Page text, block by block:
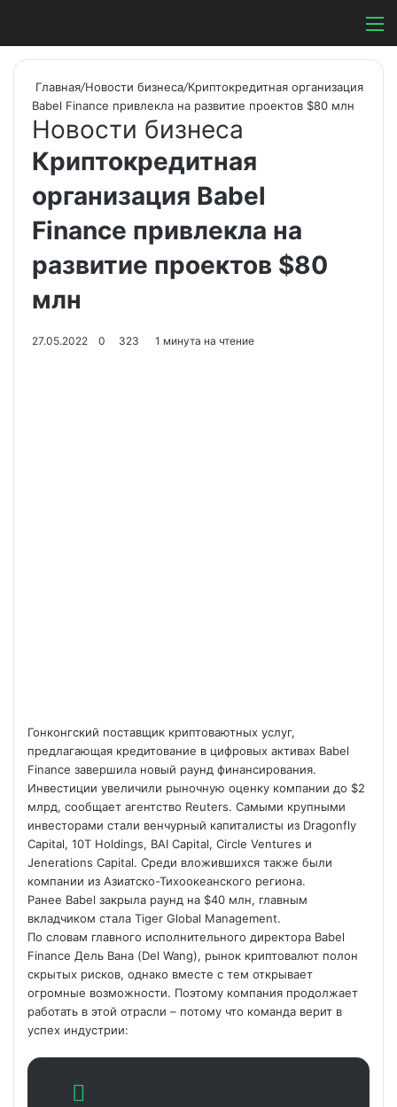
Switch skin
Главная/Новости бизнеса/Криптокредитная организация
Babel Finance привлекла на развитие проектов $80 млн
Новости бизнеса
Криптокредитная
организация Babel
Finance привлекла на
развитие проектов $80
млн
27.05.2022 0 323 1 минута на чтение
Гонконгский поставщик криптоваютных услуг,
предлагающая кредитование в цифровых активах Babel
Finance завершила новый раунд финансирования.
Инвестиции увеличили рыночную оценку компании до $2
млрд, сообщает агентство Reuters. Самыми крупными
инвесторами стали венчурный капиталисты из Dragonfly
Capital, 10T Holdings, BAI Capital, Circle Ventures и
Jenerations Capital. Среди вложившихся также были
компании из Азиатско-Тихоокеанского региона.
Ранее Babel закрыла раунд на $40 млн, главным
вкладчиком стала Tiger Global Management.
По словам главного исполнительного директора Babel
Finance Дель Вана (Del Wang), рынок криптовалют полон
скрытых рисков, однако вместе с тем открывает
огромные возможности. Поэтому компания продолжает
работать в этой отрасли – потому что команда верит в
успех индустрии: